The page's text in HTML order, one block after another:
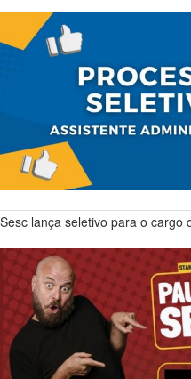
Sesc lança seletivo para o cargo